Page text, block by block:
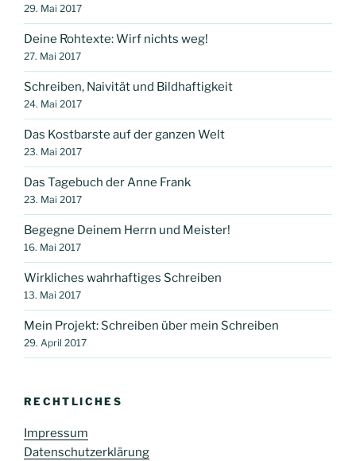
29. Mai 2017
Deine Rohtexte: Wirf nichts weg!
27. Mai 2017
Schreiben, Naivität und Bildhaftigkeit
24. Mai 2017
Das Kostbarste auf der ganzen Welt
23. Mai 2017
Das Tagebuch der Anne Frank
23. Mai 2017
Begegne Deinem Herrn und Meister!
16. Mai 2017
Wirkliches wahrhaftiges Schreiben
13. Mai 2017
Mein Projekt: Schreiben über mein Schreiben
29. April 2017
RECHTLICHES
Impressum
Datenschutzerklärung